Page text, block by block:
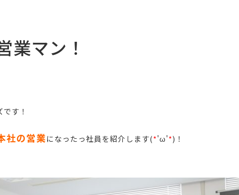
マン！
す！
社の営業になったっ社員を紹介します(*'ω'*)！